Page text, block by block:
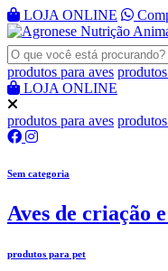
LOJA ONLINE
produtos para aves
LOJA ONLINE
produtos para aves
Sem categoria
Aves de criação
produtos para pet